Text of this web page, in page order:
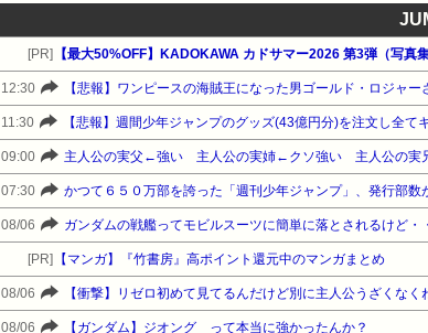
[PR] 【最大50%OFF】KADOKAWA カドサマー2026 第3弾（写真
12:30 【悲報】ワンピースの海賊王になった男ゴールド・ロジャ
11:30 【悲報】週間少年ジャンプのグッズ(43億円分)を注文し全て
09:00 主人公の実父←強い 主人公の実姉←クソ強い 主人公の実
07:30 かつて６５０万部を誇った「週刊少年ジャンプ」、発行部数
08/06 ガンダムの戦艦ってモビルスーツに簡単に落とされるけど・
[PR] 【マンガ】『竹書房』高ポイント還元中のマンガまとめ
08/06 【衝撃】リゼロ初めて見てるんだけど別に主人公うざくなく
08/06 【ガンダム】ジオング って本当に強かったんか？